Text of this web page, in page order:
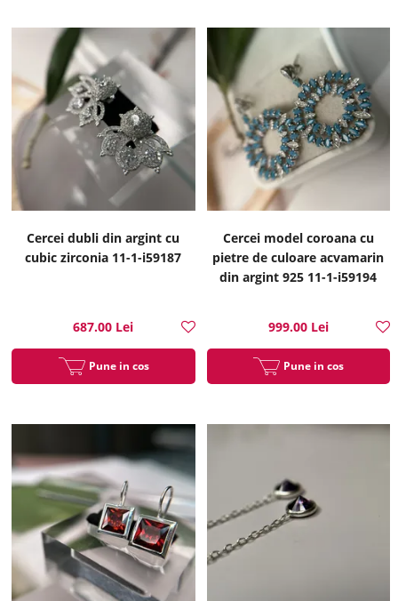
Cercei dubli din argint cu
cubic zirconia 11-1-i59187
687.00 Lei
Pune in cos
Cercei model coroana cu
pietre de culoare acvamarin
din argint 925 11-1-i59194
999.00 Lei
Pune in cos